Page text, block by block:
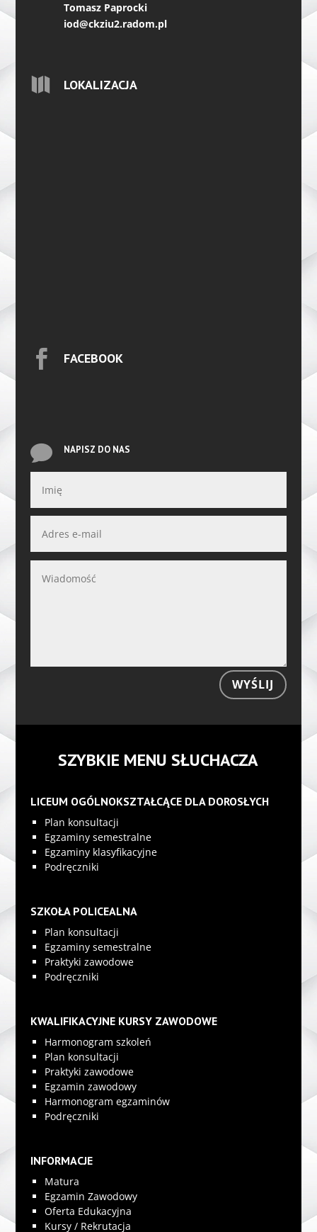
Tomasz Paprocki
iod@ckziu2.radom.pl
 LOKALIZACJA
 FACEBOOK
 NAPISZ DO NAS
WYŚLIJ
SZYBKIE MENU SŁUCHACZA
LICEUM OGÓLNOKSZTAŁCĄCE DLA DOROSŁYCH
Plan konsultacji
Egzaminy semestralne
Egzaminy klasyfikacyjne
Podręczniki
SZKOŁA POLICEALNA
Plan konsultacji
Egzaminy semestralne
Praktyki zawodowe
Podręczniki
KWALIFIKACYJNE KURSY ZAWODOWE
Harmonogram szkoleń
Plan konsultacji
Praktyki zawodowe
Egzamin zawodowy
Harmonogram egzaminów
Podręczniki
INFORMACJE
Matura
Egzamin Zawodowy
Oferta Edukacyjna
Kursy / Rekrutacja